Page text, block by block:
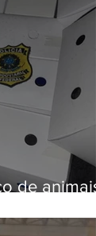
de animais